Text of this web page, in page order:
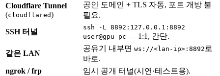
Cloudflare Tunnel
(cloudflared)
공인 도메인 + TLS 자동, 포트 개방 불
필요.
SSH 터널
ssh -L 8892:127.0.0.1:8892
user@gpu-pc — 1:1, 간단.
같은 LAN
공유기 내부면 ws://<lan-ip>:8892 로
바로.
ngrok / frp
임시 공개 터널(시연·테스트용).